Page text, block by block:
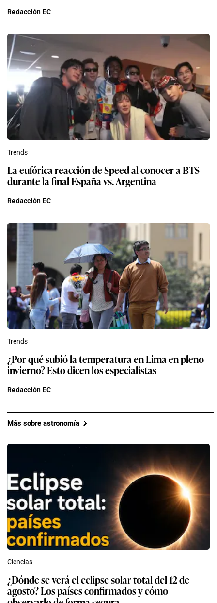
Redacción EC
Trends
La eufórica reacción de Speed al conocer a BTS
durante la final España vs. Argentina
Redacción EC
Trends
¿Por qué subió la temperatura en Lima en pleno
invierno? Esto dicen los especialistas
Redacción EC
Más sobre astronomía
Ciencias
¿Dónde se verá el eclipse solar total del 12 de
agosto? Los países confirmados y cómo